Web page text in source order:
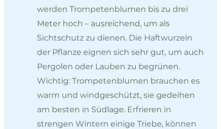
werden Trompetenblumen bis zu drei
Meter hoch – ausreichend, um als
Sichtschutz zu dienen. Die Haftwurzeln
der Pflanze eignen sich sehr gut, um auch
Pergolen oder Lauben zu begrünen.
Wichtig: Trompetenblumen brauchen es
warm und windgeschützt, sie gedeihen
am besten in Südlage. Erfrieren in
strengen Wintern einige Triebe, können